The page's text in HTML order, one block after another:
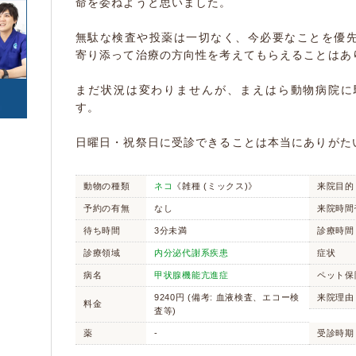
無駄な検査や投薬は一切なく、今必要なことを優
寄り添って治療の方向性を考えてもらえることはあ
まだ状況は変わりませんが、まえはら動物病院
す。
日曜日・祝祭日に受診できることは本当にありがた
動物の種類 ネコ 《雑種 (ミックス)》 来院目的
予約の有無 なし 来院時間
待ち時間 3分未満 診療時間
診療領域 内分泌代謝系疾患 症状
病名 甲状腺機能亢進症 ペット保
料金
9240円 (備考: 血液検査、エコー検
査等)
来院理由
薬 - 受診時期
カエル (0)
サンショウウオ/イモ
オン
(0)
ヘビ
牛 (0)
ヤギ (0) 羊 (0)
(0)
(10) 心の病気 (25)
東洋医学 (15) けが・その他 (2774)